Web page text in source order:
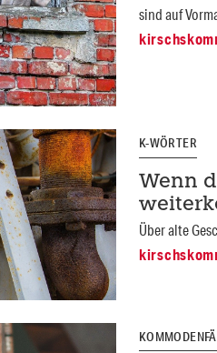
sind auf
K-WÖRTER
Wenn
Über alte